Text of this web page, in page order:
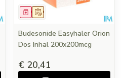
Op voorschrift
Geneesmiddel
Budesonide Easyhaler Orion
Dos Inhal 200x200mcg
€ 20,41